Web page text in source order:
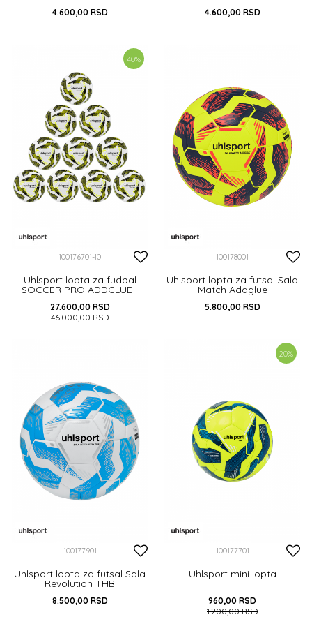
4.600,00 RSD 4.600,00 RSD
40%
100176701-10
Uhlsport lopta za fudbal
SOCCER PRO ADDGLUE -
MREŽA ZA L...
27.600,00 RSD
46.000,00RSD
100178001
Uhlsport lopta za futsal Sala
Match Addglue
5.800,00 RSD
100177901
Uhlsport lopta za futsal Sala
Revolution THB
8.500,00 RSD
20%
100177701
Uhlsport mini lopta
960,00 RSD
1.200,00RSD